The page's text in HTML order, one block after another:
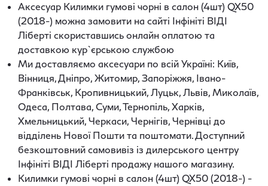
Аксесуар Килимки гумові чорні в салон (4шт) QX50
(2018-) можна замовити на сайті Інфініті ВІДІ
Ліберті скориставшись онлайн оплатою та
доставкою кур`єрською службою
Ми доставляємо аксесуари по всій Україні: Київ,
Вінниця, Дніпро, Житомир, Запоріжжя, Івано-
Франківськ, Кропивницький, Луцьк, Львів, Миколаїв,
Одеса, Полтава, Суми, Тернопіль, Харків,
Хмельницький, Черкаси, Чернігів, Чернівці до
відділень Нової Пошти та поштомати. Доступний
безкоштовний самовивіз із дилерського центру
Інфініті ВІДІ Ліберті продажу нашого магазину.
Килимки гумові чорні в салон (4шт) QX50 (2018-) -